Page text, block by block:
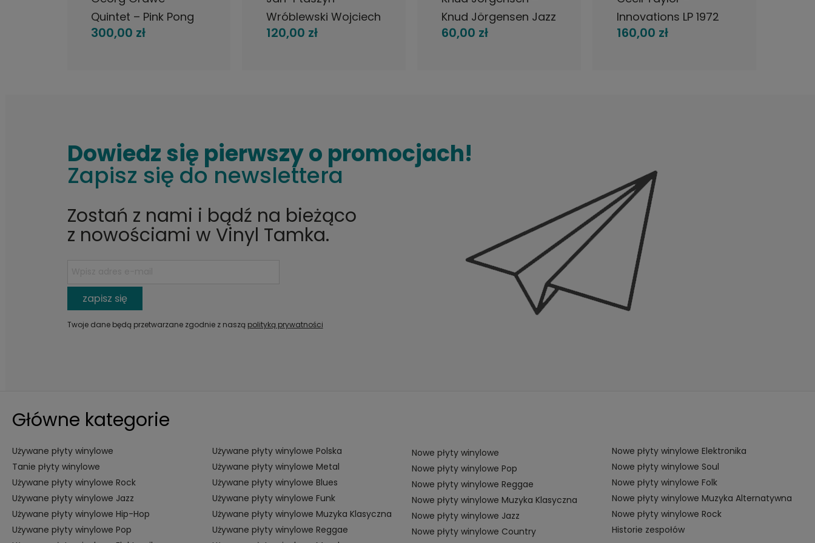
Quintet – Pink Pong
LP oryginał, Germany
300,00 zł
Wróblewski Wojciech
Karolak ?
120,00 zł
Knud Jörgensen Jazz
Trio LP / Sweden
60,00 zł
Innovations LP 1972
Germany
160,00 zł
Dowiedz się pierwszy o promocjach!
Zapisz się do newslettera
Zostań z nami i bądź na bieżąco
z nowościami w Vinyl Tamka.
zapisz się
Twoje dane będą przetwarzane zgodnie z naszą polityką prywatności
Główne kategorie
Używane płyty winylowe
Tanie płyty winylowe
Używane płyty winylowe Rock
Używane płyty winylowe Jazz
Używane płyty winylowe Hip-Hop
Używane płyty winylowe Pop
Używane płyty winylowe Polska
Używane płyty winylowe Metal
Używane płyty winylowe Blues
Używane płyty winylowe Funk
Używane płyty winylowe Muzyka Klasyczna
Używane płyty winylowe Reggae
Nowe płyty winylowe
Nowe płyty winylowe Pop
Nowe płyty winylowe Reggae
Nowe płyty winylowe Muzyka Klasyczna
Nowe płyty winylowe Jazz
Nowe płyty winylowe Country
Nowe płyty winylowe Elektronika
Nowe płyty winylowe Soul
Nowe płyty winylowe Folk
Nowe płyty winylowe Muzyka Alternatywna
Nowe płyty winylowe Rock
Historie zespołów